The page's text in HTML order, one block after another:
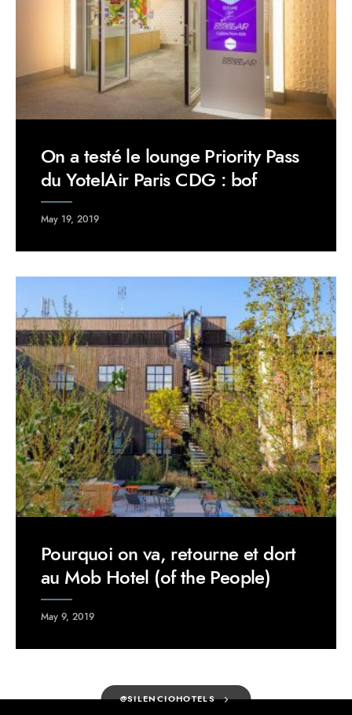
On a testé le lounge Priority Pass
du YotelAir Paris CDG : bof
May 19, 2019
Pourquoi on va, retourne et dort
au Mob Hotel (of the People)
May 9, 2019
@SILENCIOHOTELS